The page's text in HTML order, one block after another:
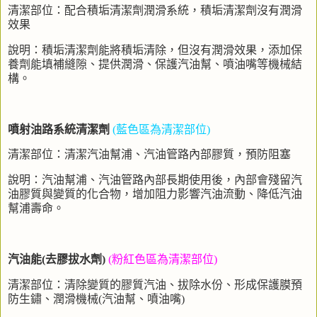
清潔部位：配合積垢清潔劑潤滑系統，積垢清潔劑沒有潤滑
效果
說明：積垢清潔劑能將積垢清除，但沒有潤滑效果，添加保
養劑能填補縫隙、提供潤滑、保護汽油幫、噴油嘴等機械結
構。
噴射油路系統清潔劑 (藍色區為清潔部位)
清潔部位：清潔汽油幫浦、汽油管路內部膠質，預防阻塞
說明：汽油幫浦、汽油管路內部長期使用後，內部會殘留汽
油膠質與變質的化合物，增加阻力影響汽油流動、降低汽油
幫浦壽命。
汽油能(去膠拔水劑) (粉紅色區為清潔部位)
清潔部位：清除變質的膠質汽油、拔除水份、形成保護膜預
防生鏽、潤滑機械(汽油幫、噴油嘴)